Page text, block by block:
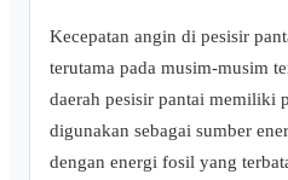
Kecepatan angin di pesisir
terutama pada musim-musim
daerah pesisir pantai memiliki
digunakan sebagai sumber
dengan energi fosil yang